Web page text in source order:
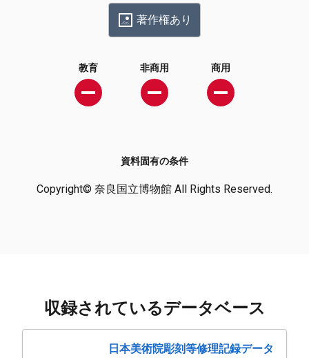
著作権あり
教育 非商用 商用
資料固有の条件
Copyright© 奈良国立博物館 All Rights Reserved.
収録されているデータベース
日本美術院彫刻等修理記録データ